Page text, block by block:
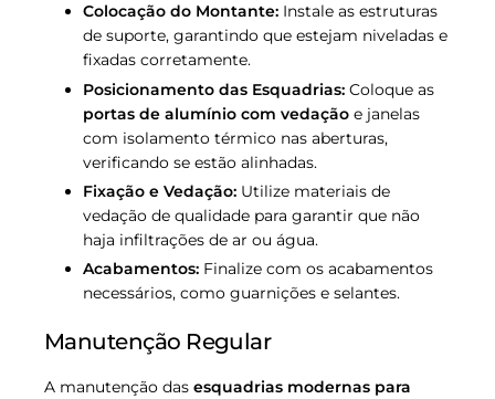
Colocação do Montante: Instale as estruturas
de suporte, garantindo que estejam niveladas e
fixadas corretamente.
Posicionamento das Esquadrias: Coloque as
portas de alumínio com vedação e janelas
com isolamento térmico nas aberturas,
verificando se estão alinhadas.
Fixação e Vedação: Utilize materiais de
vedação de qualidade para garantir que não
haja infiltrações de ar ou água.
Acabamentos: Finalize com os acabamentos
necessários, como guarnições e selantes.
Manutenção Regular
A manutenção das esquadrias modernas para